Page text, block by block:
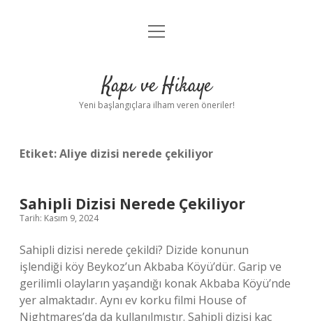
Anasayfa
Yasal Uyarı
menüyü
Kapı ve Hikaye
Yeni başlangıçlara ilham veren öneriler!
Etiket:Aliye dizisi nerede çekiliyor
Sahipli Dizisi Nerede Çekiliyor
Tarih: Kasım 9, 2024
Sahipli dizisi nerede çekildi? Dizide konunun
işlendiği köy Beykoz’un Akbaba Köyü’dür. Garip ve
gerilimli olayların yaşandığı konak Akbaba Köyü’nde
yer almaktadır. Aynı ev korku filmi House of
Nightmares’da da kullanılmıştır. Sahipli dizisi kaç